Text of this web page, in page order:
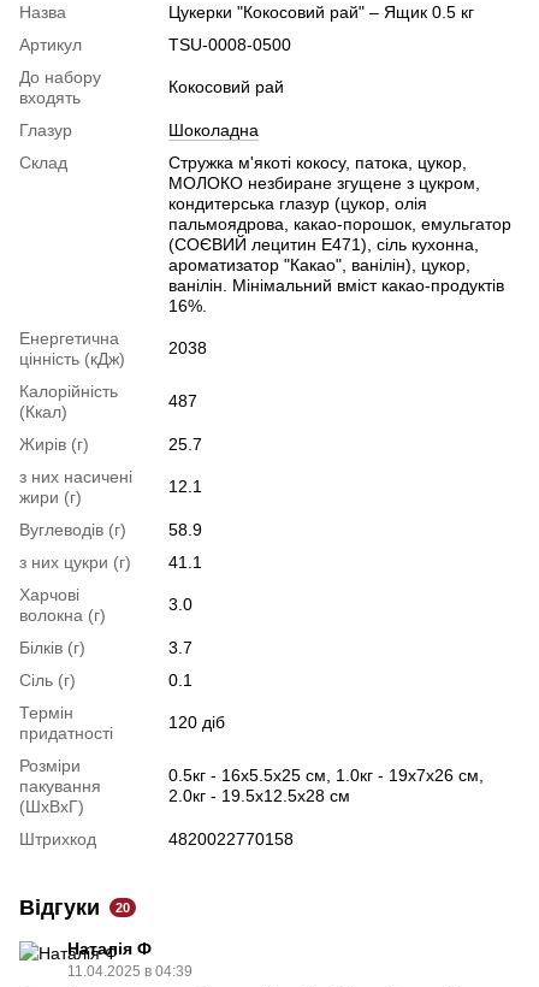
Назва
Цукерки "Кокосовий рай" – Ящик 0.5 кг
Артикул
TSU-0008-0500
До набору
входять
Кокосовий рай
Глазур
Шоколадна
Склад
Стружка м'якоті кокосу, патока, цукор,
МОЛОКО незбиране згущене з цукром,
кондитерська глазур (цукор, олія
пальмоядрова, какао-порошок, емульгатор
(СОЄВИЙ лецитин Е471), сіль кухонна,
ароматизатор "Какао", ванілін), цукор,
ванілін. Мінімальний вміст какао-продуктів
16%.
Енергетична
цінність (кДж)
2038
Калорійність
(Ккал)
487
Жирів (г)
25.7
з них насичені
жири (г)
12.1
Вуглеводів (г)
58.9
з них цукри (г)
41.1
Харчові
волокна (г)
3.0
Білків (г)
3.7
Сіль (г)
0.1
Термін
придатності
120 діб
Розміри
пакування
(ШхВхГ)
0.5кг - 16х5.5х25 см, 1.0кг - 19х7х26 см,
2.0кг - 19.5х12.5х28 см
Штрихкод 4820022770158
Відгуки 20
Наталія Ф
11.04.2025 в 04:39